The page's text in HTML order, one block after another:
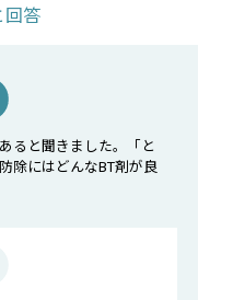
回答
ると聞きました。「と
除にはどんなBT剤が良